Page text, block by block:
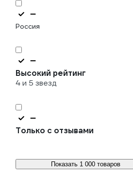
Россия
Высокий рейтинг
4 и 5 звезд
Только с отзывами
Показать 1 000 товаров